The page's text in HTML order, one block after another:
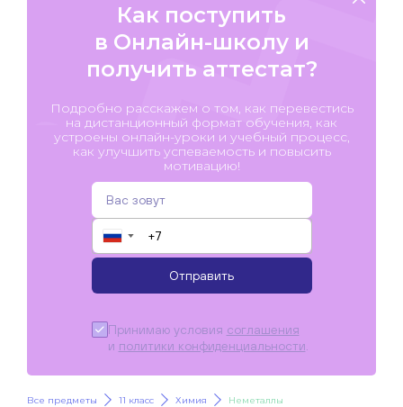
Как поступить
в Онлайн-школу и
получить аттестат?
Подробно расскажем о том, как перевестись
на дистанционный формат обучения, как
устроены онлайн-уроки и учебный процесс,
как улучшить успеваемость и повысить
мотивацию!
▼
Отправить
Принимаю условия соглашения
и политики конфиденциальности
Все предметы 11 класс Химия Неметаллы